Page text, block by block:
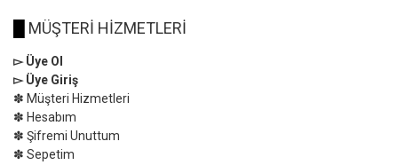
MÜŞTERİ HİZMETLERİ
▻ Üye Ol
▻ Üye Giriş
✽ Müşteri Hizmetleri
✽ Hesabım
✽ Şifremi Unuttum
✽ Sepetim